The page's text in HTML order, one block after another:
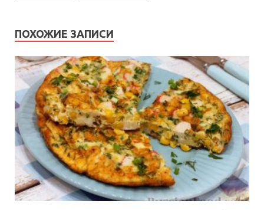
ПОХОЖИЕ ЗАПИСИ